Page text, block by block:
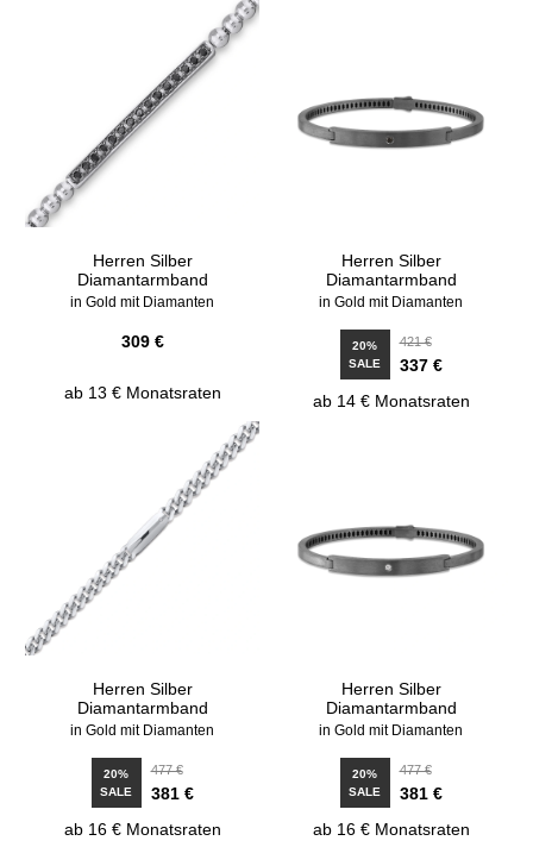
Herren Silber
Diamantarmband
in Gold mit Diamanten
309 €
ab 13 € Monatsraten
Herren Silber
Diamantarmband
in Gold mit Diamanten
20%
SALE
421 €
337 €
ab 14 € Monatsraten
Herren Silber
Diamantarmband
in Gold mit Diamanten
20%
SALE
477 €
381 €
ab 16 € Monatsraten
Herren Silber
Diamantarmband
in Gold mit Diamanten
20%
SALE
477 €
381 €
ab 16 € Monatsraten